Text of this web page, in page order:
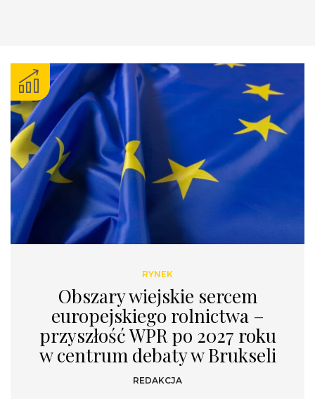
RYNEK
Obszary wiejskie sercem
europejskiego rolnictwa –
przyszłość WPR po 2027 roku
w centrum debaty w Brukseli
REDAKCJA